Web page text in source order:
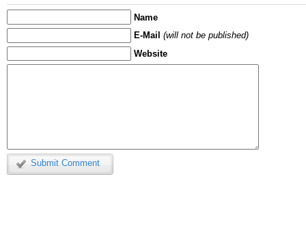
Name
E-Mail(will not be published)
Website
Submit Comment